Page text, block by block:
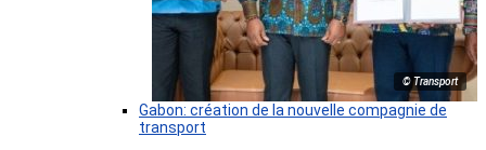
© Transport
Gabon: création de la nouvelle compagnie de
transport